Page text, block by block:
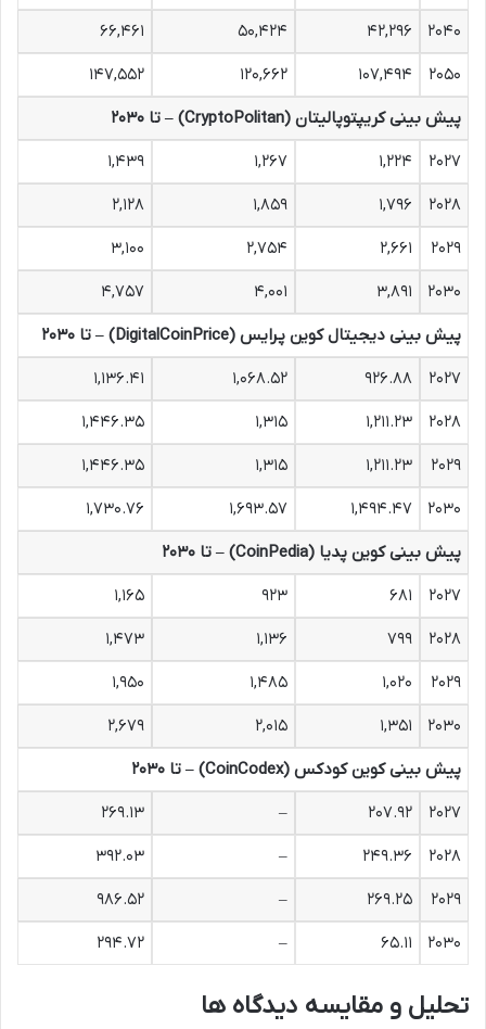
۲۰۴۰
۴۲,۲۹۶ ۵۰,۴۲۴
۶۶,۴۶۱
۲۰۵۰
۱۰۷,۴۹۴ ۱۲۰,۶۶۲
۱۴۷,۵۵۲
پیش بینی کریپتوپالیتان (CryptoPolitan) – تا ۲۰۳۰
۲۰۲۷
۱,۲۲۴ ۱,۲۶۷
۱,۴۳۹
۲۰۲۸
۱,۷۹۶ ۱,۸۵۹
۲,۱۲۸
۲۰۲۹
۲,۶۶۱ ۲,۷۵۴
۳,۱۰۰
۲۰۳۰
۳,۸۹۱ ۴,۰۰۱
۴,۷۵۷
پیش بینی دیجیتال کوین پرایس (DigitalCoinPrice) – تا ۲۰۳۰
۲۰۲۷
۹۲۶.۸۸ ۱,۰۶۸.۵۲
۱,۱۳۶.۴۱
۲۰۲۸
۱,۲۱۱.۲۳ ۱,۳۱۵
۱,۴۴۶.۳۵
۲۰۲۹
۱,۲۱۱.۲۳ ۱,۳۱۵
۱,۴۴۶.۳۵
۲۰۳۰
۱,۴۹۴.۴۷ ۱,۶۹۳.۵۷
۱,۷۳۰.۷۶
پیش بینی کوین پدیا (CoinPedia) – تا ۲۰۳۰
۲۰۲۷
۶۸۱ ۹۲۳
۱,۱۶۵
۲۰۲۸
۷۹۹ ۱,۱۳۶
۱,۴۷۳
۲۰۲۹
۱,۰۲۰ ۱,۴۸۵
۱,۹۵۰
۲۰۳۰
۱,۳۵۱ ۲,۰۱۵
۲,۶۷۹
پیش بینی کوین کودکس (CoinCodex) – تا ۲۰۳۰
۲۰۲۷
۲۰۷.۹۲ –
۲۶۹.۱۳
۲۰۲۸
۲۴۹.۳۶ –
۳۹۲.۰۳
۲۰۲۹
۲۶۹.۲۵ –
۹۸۶.۵۲
۲۰۳۰
۶۵.۱۱ – ۲۹۴.۷۲
تحلیل و مقایسه دیدگاه ها